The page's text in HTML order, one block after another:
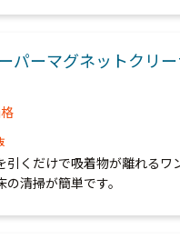
パーマグネットクリ
引くだけで吸着物が離れるワ
清掃が簡単です。